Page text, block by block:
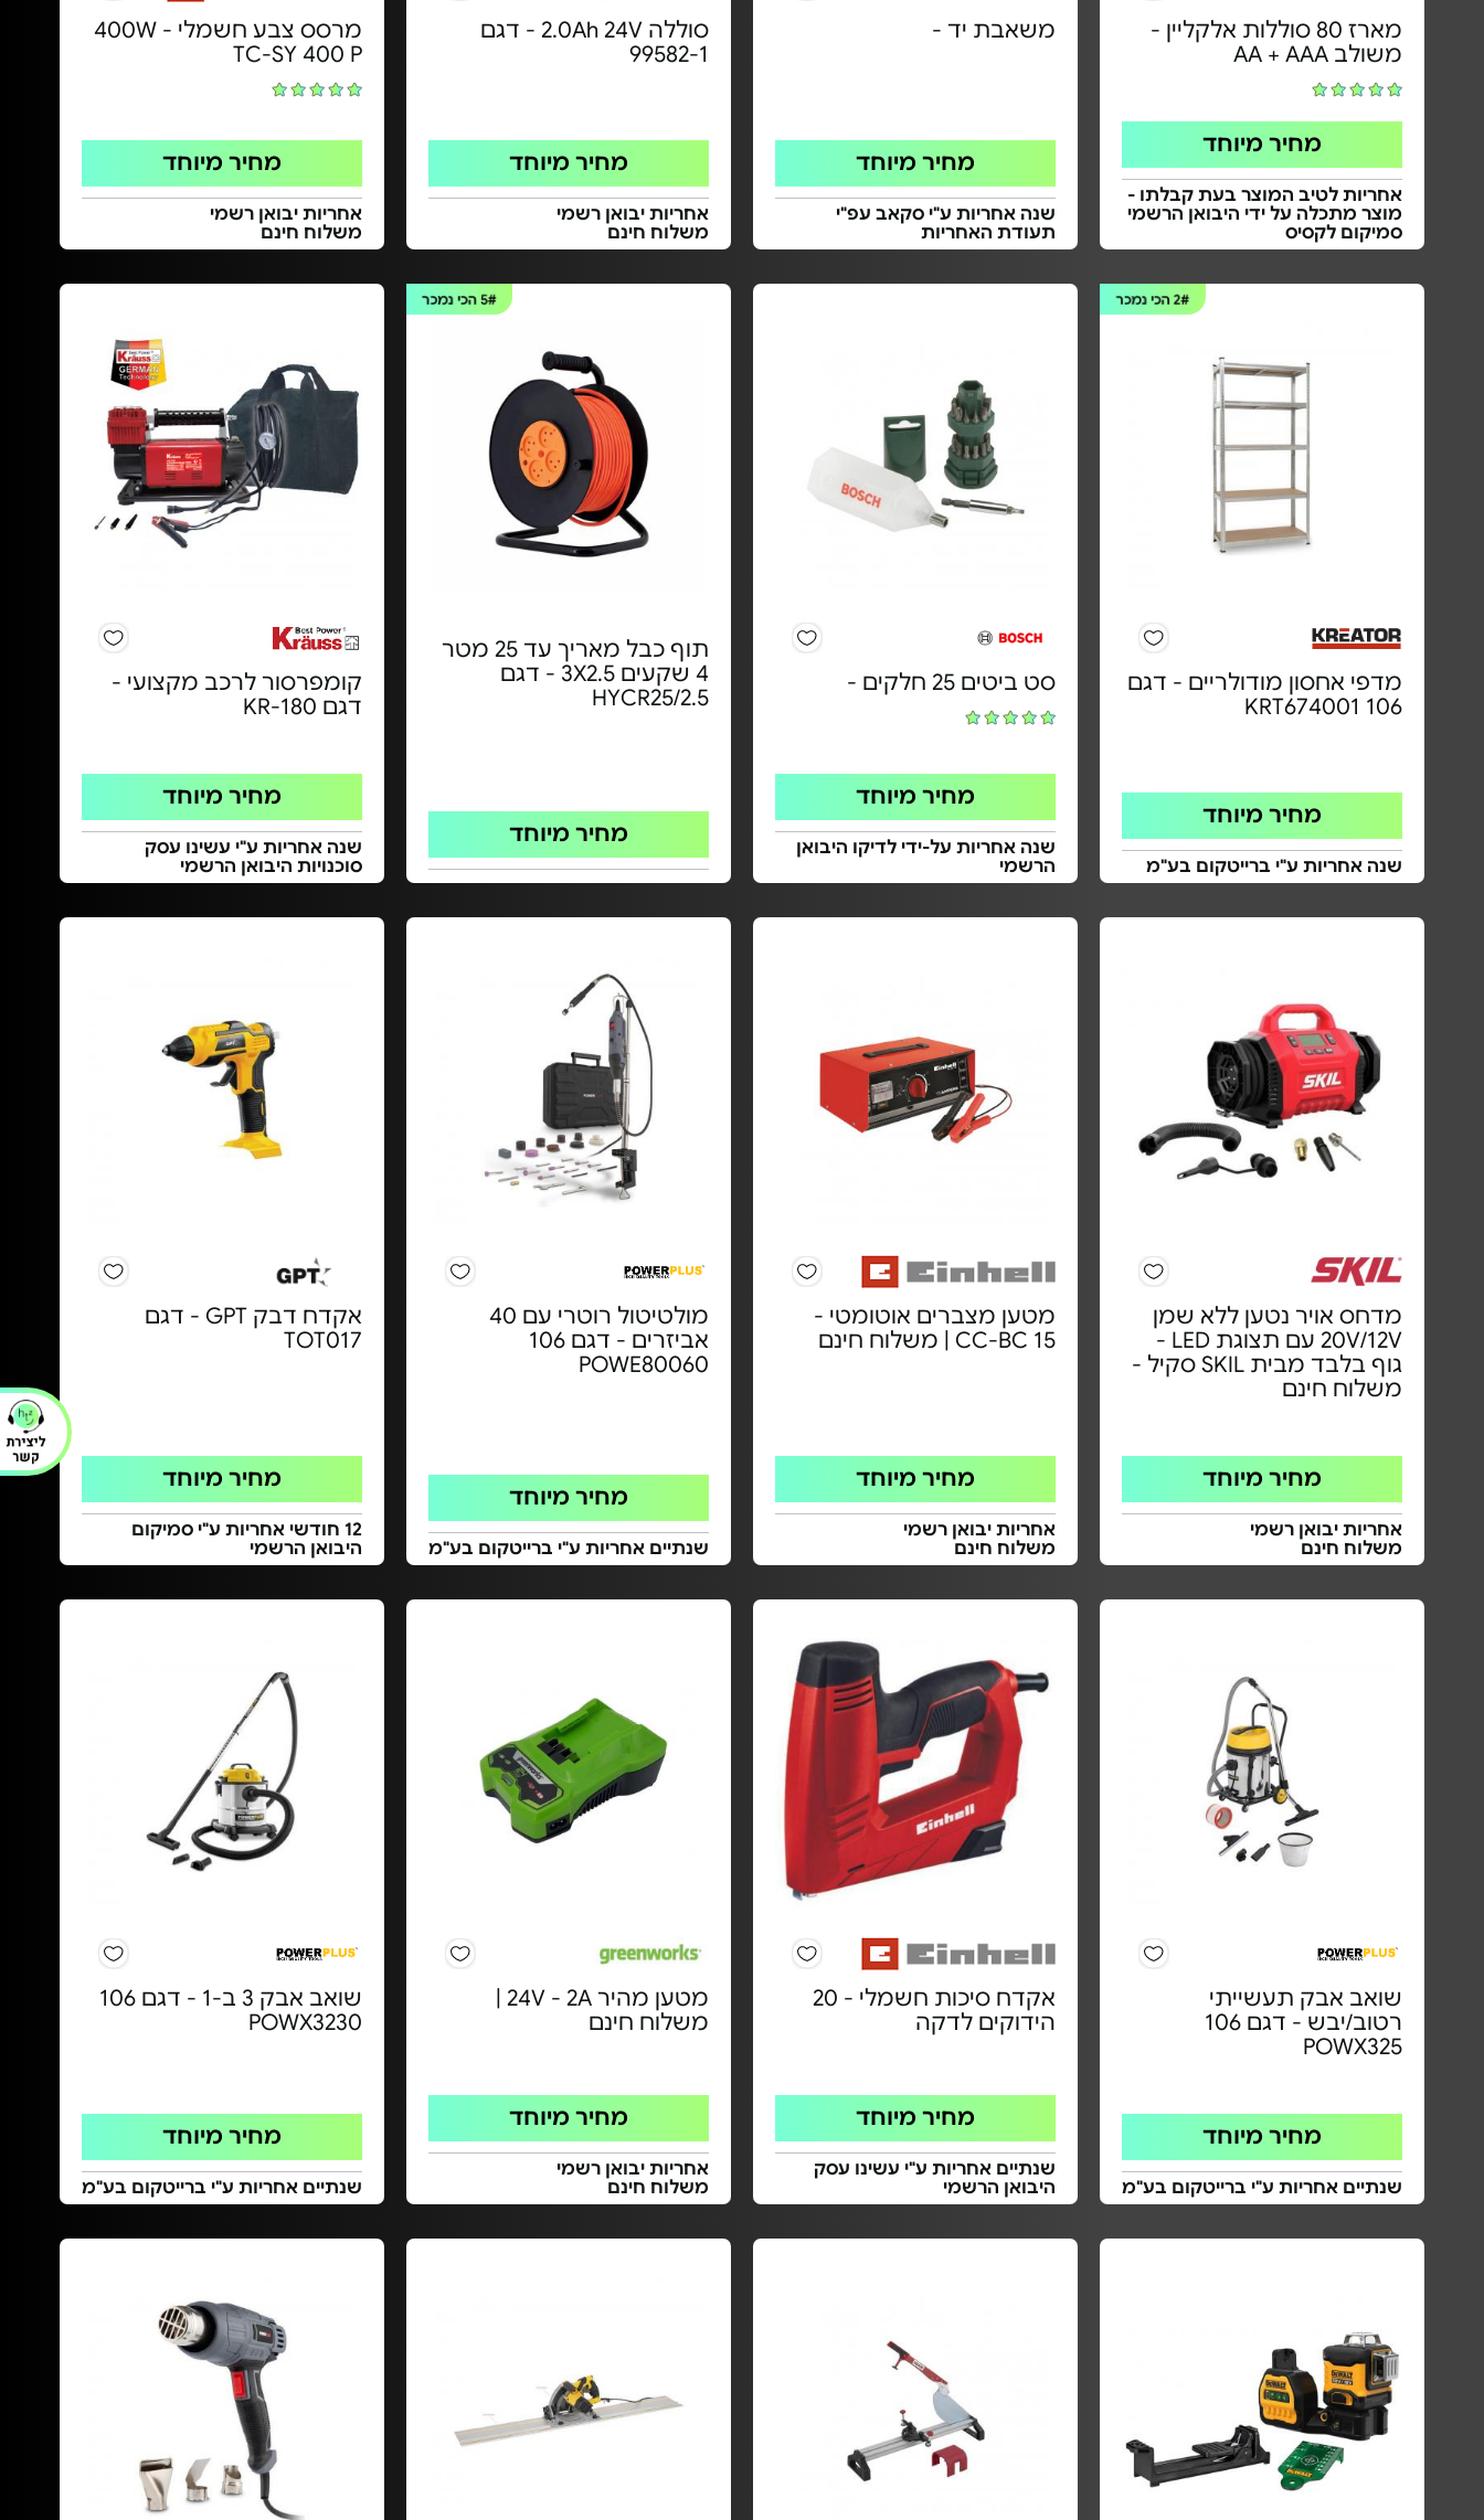
מארז 80 סוללות אלקליין -
משולב AA + AAA
מחיר מיוחד
אחריות לטיב המוצר בעת קבלתו -
מוצר מתכלה על ידי היבואן הרשמי
סמיקום לקסיס
משאבת יד -
מחיר מיוחד
שנה אחריות ע"י סקאב עפ"י
תעודת האחריות
סוללה 2.0Ah 24V - דגם
99582-1
מחיר מיוחד
אחריות יבואן רשמי
משלוח חינם
מרסס צבע חשמלי 400W -
TC-SY 400 P
מחיר מיוחד
אחריות יבואן רשמי
משלוח חינם
2#הכי נמכר
מדפי אחסון מודולריים - דגם
106 KRT674001
מחיר מיוחד
שנה אחריות ע"י ברייטקום בע"מ
סט ביטים 25 חלקים -
מחיר מיוחד
שנה אחריות על-ידי לדיקו היבואן
הרשמי
5#הכי נמכר
תוף כבל מאריך עד 25 מטר
4 שקעים 3X2.5 - דגם
HYCR25/2.5
מחיר מיוחד
קומפרסור לרכב מקצועי -
דגם KR-180
מחיר מיוחד
שנה אחריות ע"י עשינו עסק
סוכנויות היבואן הרשמי
מדחס אויר נטען ללא שמן
20V/12V עם תצוגת LED -
גוף בלבד מבית SKIL סקיל -
משלוח חינם
מחיר מיוחד
אחריות יבואן רשמי
משלוח חינם
מטען מצברים אוטומטי -
CC-BC 15 | משלוח חינם
מחיר מיוחד
אחריות יבואן רשמי
משלוח חינם
מולטיטול רוטרי עם 40
אביזרים - דגם 106
POWE80060
מחיר מיוחד
שנתיים אחריות ע"י ברייטקום בע"מ
אקדח דבק GPT - דגם
TOT017
מחיר מיוחד
12 חודשי אחריות ע"י סמיקום
היבואן הרשמי
שואב אבק תעשייתי
רטוב/יבש - דגם 106
POWX325
מחיר מיוחד
שנתיים אחריות ע"י ברייטקום בע"מ
אקדח סיכות חשמלי - 20
הידוקים לדקה
מחיר מיוחד
שנתיים אחריות ע"י עשינו עסק
היבואן הרשמי
מטען מהיר 24V - 2A |
משלוח חינם
מחיר מיוחד
אחריות יבואן רשמי
משלוח חינם
שואב אבק 3 ב-1 - דגם 106
POWX3230
מחיר מיוחד
שנתיים אחריות ע"י ברייטקום בע"מ